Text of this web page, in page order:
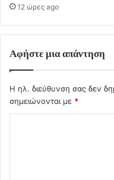
12 ώρες ago
Αφήστε μια απάντηση
Η ηλ. διεύθυνση σας δεν
σημειώνονται με *